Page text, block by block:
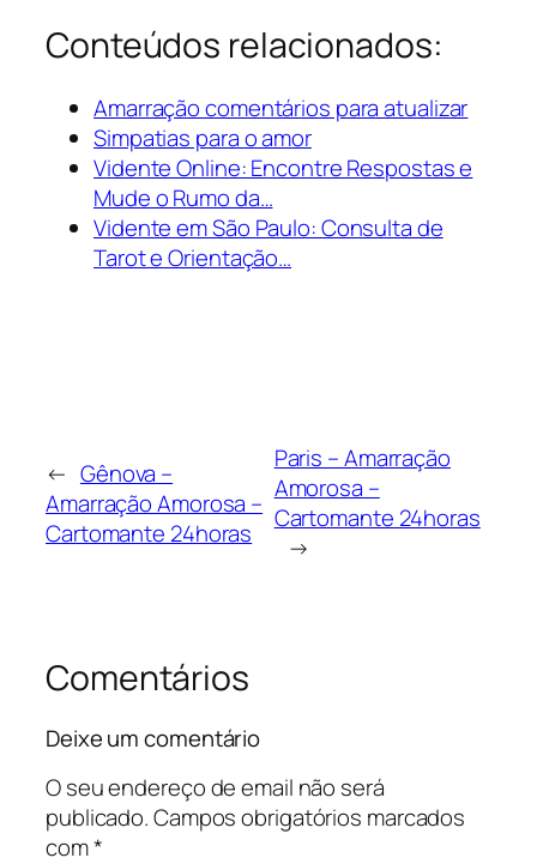
Conteúdos relacionados:
Amarração comentários para atualizar
Simpatias para o amor
Vidente Online: Encontre Respostas e
Mude o Rumo da…
Vidente em São Paulo: Consulta de
Tarot e Orientação…
← Gênova –
Amarração Amorosa –
Cartomante 24horas
Paris – Amarração
Amorosa –
Cartomante 24horas
→
Comentários
Deixe um comentário
O seu endereço de email não será
publicado.Campos obrigatórios marcados
com*